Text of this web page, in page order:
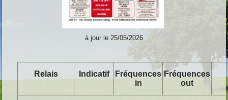
à jour le 25/05/2026
Relais Indicatif
Fréquences
in
Fréquences
out